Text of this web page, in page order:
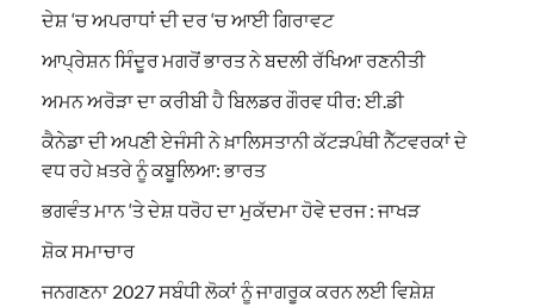
ਦੇਸ਼ ‘ਚ ਅਪਰਾਧਾਂ ਦੀ ਦਰ ‘ਚ ਆਈ ਗਿਰਾਵਟ
ਆਪ੍ਰੇਸ਼ਨ ਸਿੰਦੂਰ ਮਗਰੋਂ ਭਾਰਤ ਨੇ ਬਦਲੀ ਰੱਖਿਆ ਰਣਨੀਤੀ
ਅਮਨ ਅਰੋੜਾ ਦਾ ਕਰੀਬੀ ਹੈ ਬਿਲਡਰ ਗੌਰਵ ਧੀਰ: ਈ.ਡੀ
ਕੈਨੇਡਾ ਦੀ ਅਪਣੀ ਏਜੰਸੀ ਨੇ ਖ਼ਾਲਿਸਤਾਨੀ ਕੱਟੜਪੰਥੀ ਨੈੱਟਵਰਕਾਂ ਦੇ
ਵਧ ਰਹੇ ਖ਼ਤਰੇ ਨੂੰ ਕਬੂਲਿਆ: ਭਾਰਤ
ਭਗਵੰਤ ਮਾਨ ‘ਤੇ ਦੇਸ਼ ਧਰੋਹ ਦਾ ਮੁਕੱਦਮਾ ਹੋਵੇ ਦਰਜ : ਜਾਖੜ
ਸ਼ੋਕ ਸਮਾਚਾਰ
ਜਨਗਣਨਾ 2027 ਸਬੰਧੀ ਲੋਕਾਂ ਨੂੰ ਜਾਗਰੂਕ ਕਰਨ ਲਈ ਵਿਸ਼ੇਸ਼